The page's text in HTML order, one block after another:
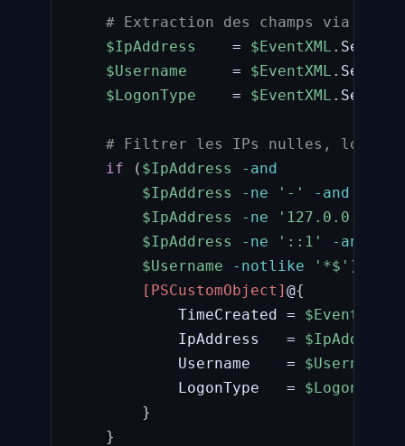
# Extraction des champs via XPath
$IpAddress
    =
$EventXML .
$Username
     =
$EventXML .
$LogonType
    =
$EventXML .
# Filtrer les IPs nulles,
if
( $IpAddress
-and
$IpAddress
-ne '-'
-and
$IpAddress
-ne '127.0.0.1'
$IpAddress
-ne '::1'
-and
$Username
-notlike '*$' )
[PSCustomObject] @{
            TimeCreated =
$Event
            IpAddress   =
$IpAddress
            Username    =
$Username
            LogonType   =
$LogonType
}
}